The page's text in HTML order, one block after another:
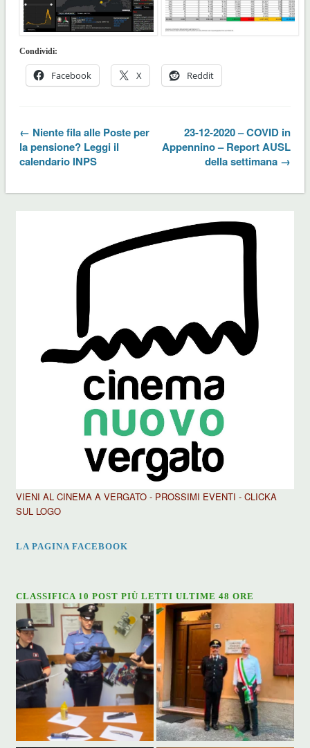
Condividi:
Facebook X Reddit
← Niente fila alle Poste per
la pensione? Leggi il
calendario INPS
23-12-2020 – COVID in
Appennino – Report AUSL
della settimana →
VIENI AL CINEMA A VERGATO - PROSSIMI EVENTI - CLICKA
SUL LOGO
LA PAGINA FACEBOOK
CLASSIFICA 10 POST PIÙ LETTI ULTIME 48 ORE